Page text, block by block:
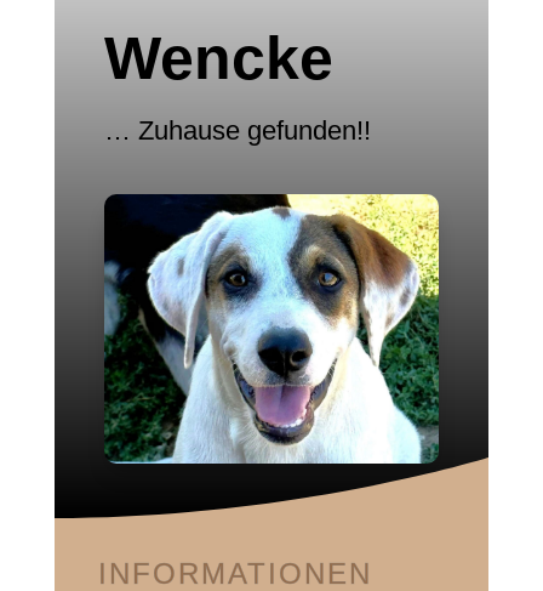
Wencke
… Zuhause gefunden!!
INFORMATIONEN